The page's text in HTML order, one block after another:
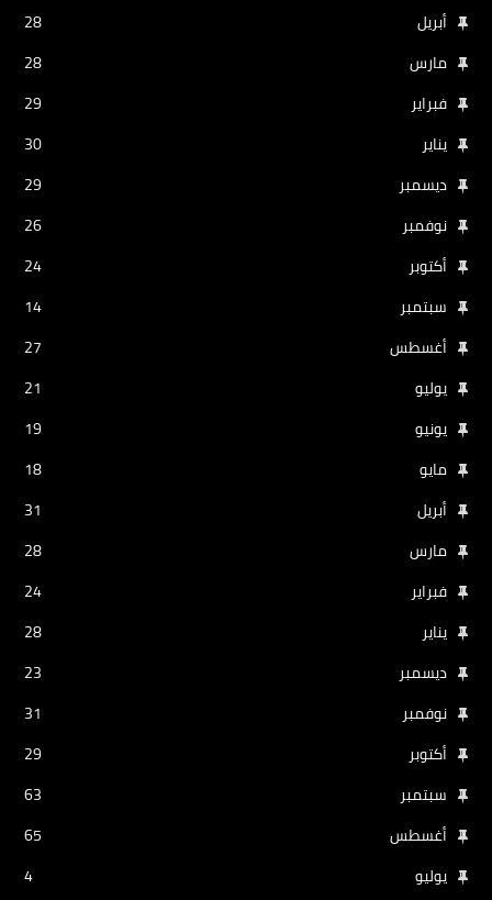
أبريل
28
مارس
28
فبراير
29
يناير
30
ديسمبر
29
نوفمبر
26
أكتوبر
24
سبتمبر
14
أغسطس
27
يوليو
21
يونيو
19
مايو
18
أبريل
31
مارس
28
فبراير
24
يناير
28
ديسمبر
23
نوفمبر
31
أكتوبر
29
سبتمبر
63
أغسطس
65
يوليو
4